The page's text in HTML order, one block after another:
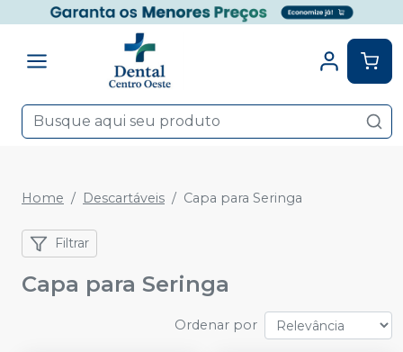
Home Descartáveis Capa para Seringa
Filtrar
Capa para Seringa
Ordenar por